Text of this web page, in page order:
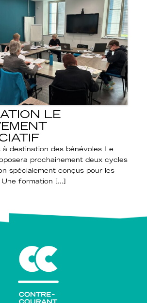
LE
à destination des bénévoles Le
prochainement deux cycles
spécialement conçus pour les
Une formation […]